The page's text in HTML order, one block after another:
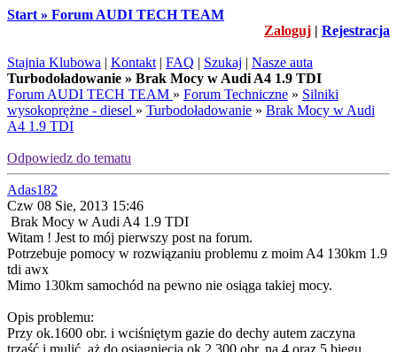
Start » Forum AUDI TECH TEAM
Zaloguj | Rejestracja
Stajnia Klubowa | Kontakt | FAQ | Szukaj | Nasze auta
Turbodoładowanie » Brak Mocy w Audi A4 1.9 TDI
Forum AUDI TECH TEAM » Forum Techniczne » Silniki
wysokoprężne - diesel » Turbodoładowanie » Brak Mocy w Audi
A4 1.9 TDI
Odpowiedz do tematu
Adas182
Czw 08 Sie, 2013 15:46
Brak Mocy w Audi A4 1.9 TDI
Witam ! Jest to mój pierwszy post na forum.
Potrzebuje pomocy w rozwiązaniu problemu z moim A4 130km 1.9
tdi awx
Mimo 130km samochód na pewno nie osiąga takiej mocy.
Opis problemu:
Przy ok.1600 obr. i wciśniętym gazie do dechy autem zaczyna
trząść i mulić, aż do osiągnięcia ok 2.300 obr. na 4 oraz 5 biegu